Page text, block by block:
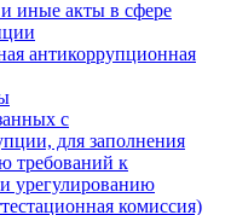
иные акты в сфере
антикоррупционная
с
для заполнения
требований к
урегулированию
комиссия)